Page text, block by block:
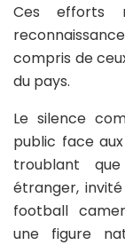
Ces efforts
compris de
du pays.
Le silence
public face
troublant
étranger,
football
une figure